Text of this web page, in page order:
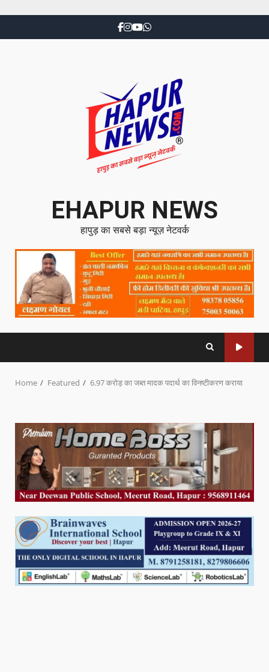
EHAPUR NEWS
हापुड़ का सबसे बड़ा न्यूज़ नेटवर्क
Home Featured 6.97 करोड़ का जब्त मादक पदार्थ का विनष्टीकरण कराया